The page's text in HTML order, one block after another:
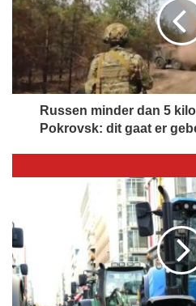
s
e
n
a
k
i
l
o
m
Russen minder dan 5
Pokrovsk: dit gaat er
z
e
b
o
e